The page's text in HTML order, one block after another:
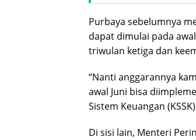
Purbaya sebelumnya
dapat dimulai pada
triwulan ketiga dan
“Nanti anggarannya
awal Juni bisa
Sistem Keuangan
Di sisi lain, Menteri